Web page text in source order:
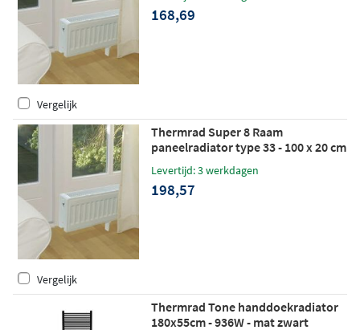
168,69
Vergelijk
Thermrad Super 8 Raam
paneelradiator type 33 - 100 x 20 cm
Levertijd: 3 werkdagen
198,57
Vergelijk
Thermrad Tone handdoekradiator
180x55cm - 936W - mat zwart